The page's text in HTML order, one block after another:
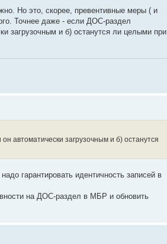
Но это, скорее, превентивные меры ( и
Точнее даже - если ДОС-раздел
загрузочным и б) останутся ли целыми при
автоматически загрузочным и б) останутся
гарантировать идентичность записей в
на ДОС-раздел в МБР и обновить